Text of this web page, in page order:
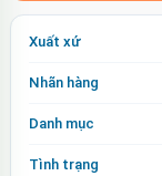
Xuất xứ
Nhãn hàng
Danh mục
Tình trạng